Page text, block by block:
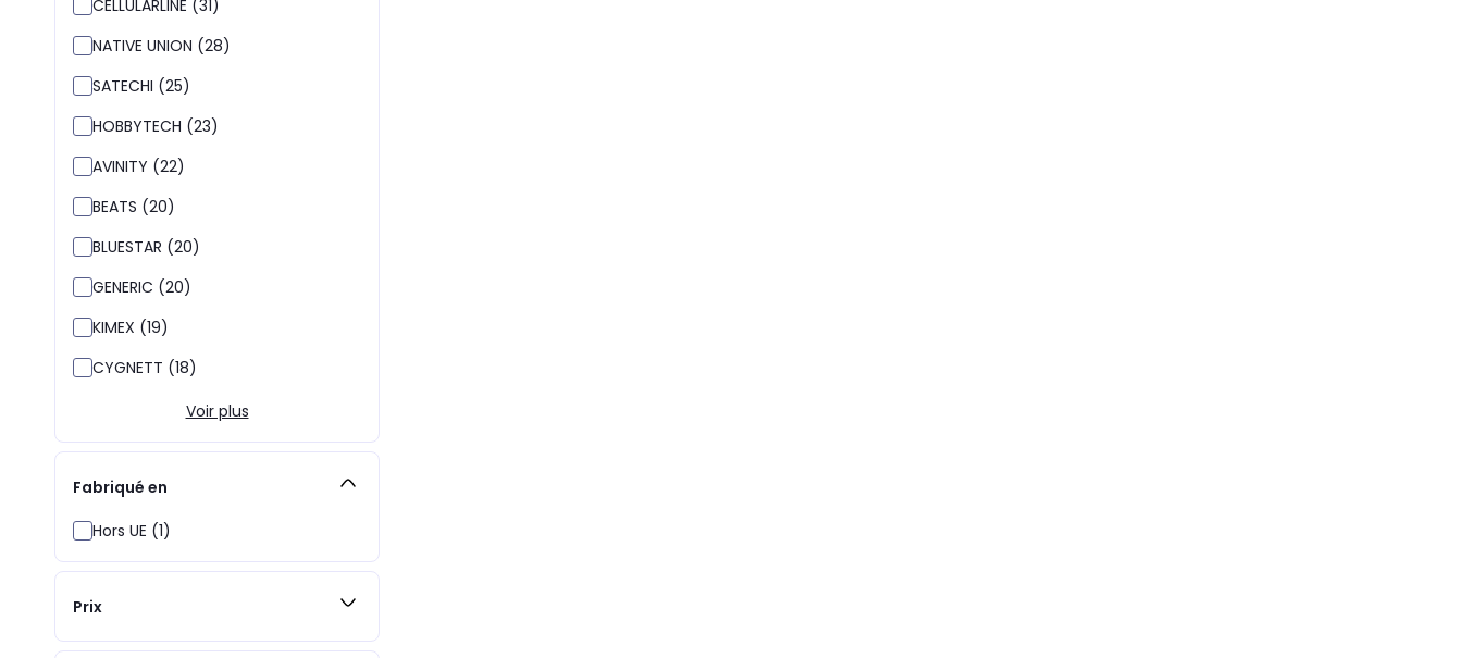
CELLULARLINE (31)
NATIVE UNION (28)
SATECHI (25)
HOBBYTECH (23)
AVINITY (22)
BEATS (20)
BLUESTAR (20)
GENERIC (20)
KIMEX (19)
CYGNETT (18)
Voir plus
Fabriqué en
Hors UE (1)
Prix